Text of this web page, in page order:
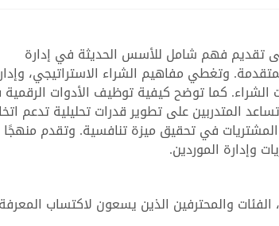
تقديم فهم شامل للأسس الحديثة في إدارة
وتغطي مفاهيم الشراء الاستراتيجي،
الشراء. كما توضح كيفية توظيف الأدوات
المتدربين على تطوير قدرات تحليلية تدعم
في تحقيق ميزة تنافسية. وتقدم منهجًا
وإدارة الموردين.
والمحترفين الذين يسعون لاكتساب